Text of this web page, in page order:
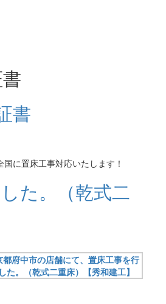
に置床工事対応いたします！
た。（乾式二